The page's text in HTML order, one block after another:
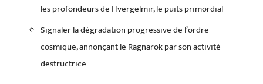
les profondeurs de Hvergelmir, le puits primordial
Signaler la dégradation progressive de l’ordre
cosmique, annonçant le Ragnarök par son activité
destructrice